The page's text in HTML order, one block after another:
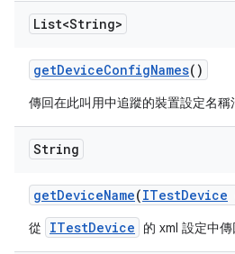
List<String>
getDeviceConfigNames()
傳回在此叫用中追蹤的裝置設定名稱
String
getDeviceName(ITestDevice
從 ITestDevice 的 xml 設定中傳